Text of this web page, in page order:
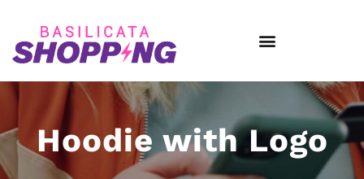
Hoodie with Logo